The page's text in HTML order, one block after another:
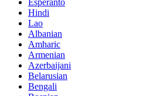
Hindi
Lao
Albanian
Amharic
Armenian
Azerbaijani
Belarusian
Bengali